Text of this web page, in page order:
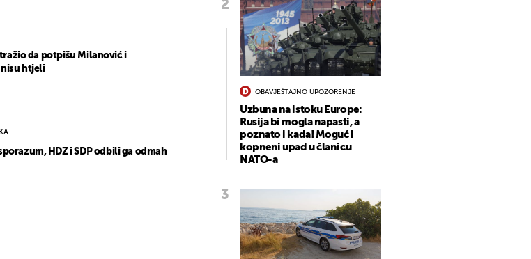
tražio da potpišu Milanović i
nisu htjeli
HDZ i SDP odbili ga odmah
OBAVJEŠTAJNO UPOZORENJE
Uzbuna na istoku Europe:
Rusija bi mogla napasti, a
poznato i kada! Moguć i
kopneni upad u članicu
NATO-a